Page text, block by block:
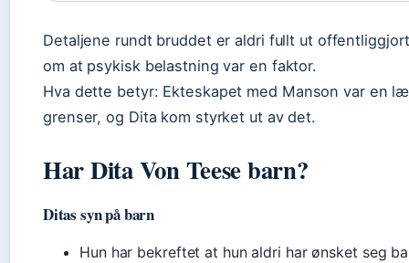
Detaljene rundt bruddet er aldri fullt ut
om at psykisk belastning var en faktor.
Hva dette betyr: Ekteskapet med Manson var en
grenser, og Dita kom styrket ut av det.
Har Dita Von Teese barn?
Ditas syn på barn
Hun har bekreftet at hun aldri har ønsket seg